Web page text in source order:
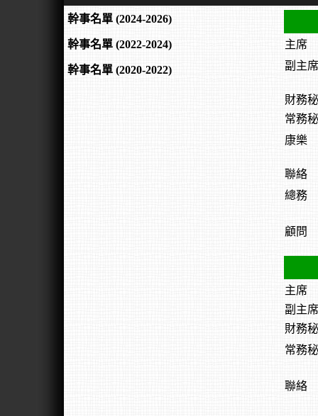
幹事名單 (2024-2026)
幹事名單 (2022-2024)
幹事名單 (2020-2022)
主席
副主席
財務
常務
康樂
聯絡
總務
顧問
主席
副主
財務
常務
聯絡